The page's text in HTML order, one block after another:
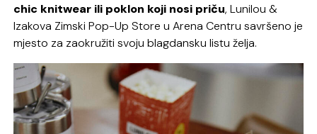
chic knitwear ili poklon koji nosi priču, Lunilou &
Izakova Zimski Pop-Up Store u Arena Centru savršeno je
mjesto za zaokružiti svoju blagdansku listu želja.